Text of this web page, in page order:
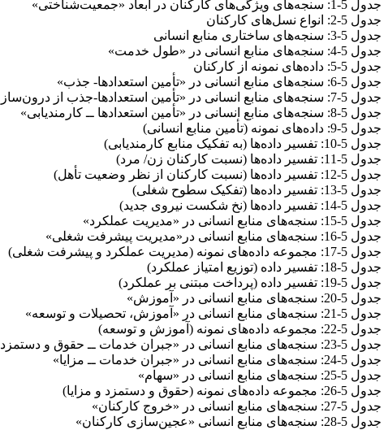
جدول 5-1: سنجه‌های ویژگی‌های کارکنان در ابعاد «جمعیت‌شناختی»
جدول 5-2: انواع نسل‌های کارکنان
جدول 5-3: سنجه‌های ساختاری منابع انسانی
جدول 5-4: سنجه‌های منابع انسانی در «طول خدمت»
جدول 5-5: داده‌های نمونه از کارکنان
جدول 5-6: سنجه‌های منابع انسانی در «تأمین استعدادها- جذب»
جدول 5-7: سنجه‌های منابع انسانی در «تأمین استعدادها-جذب از درون‌سازمان»
جدول 5-8: سنجه‌های منابع انسانی در «تأمین استعدادها ــ کارمندیابی»
جدول 5-9: داده‌های نمونه (تأمین منابع انسانی)
جدول 5-10: تفسیر داده‌ها (به تفکیک منابع کارمندیابی)
جدول 5-11: تفسیر داده‌ها (نسبت کارکنان زن/ مرد)
جدول 5-12: تفسیر داده‌ها (نسبت کارکنان از نظر وضعیت تأهل)
جدول 5-13: تفسیر داده‌ها (تفکیک سطوح شغلی)
جدول 5-14: تفسیر داده‌ها (نخ شکست نیروی جدید)
جدول 5-15: سنجه‌های منابع انسانی در «مدیریت عملکرد»
جدول 5-16: سنجه‌های منابع انسانی در«مدیریت پیشرفت شغلی»
جدول 5-17: مجموعه داده‌های نمونه (مدیریت عملکرد و پیشرفت شغلی)
جدول 5-18: تفسیر داده (توزیع امتیاز عملکرد)
جدول 5-19: تفسیر داده (پرداخت مبتنی بر عملکرد)
جدول 5-20: سنجه‌های منابع انسانی در «آموزش»
جدول 5-21: سنجه‌های منابع انسانی در «آموزش، تحصیلات و توسعه»
جدول 5-22: مجموعه داده‌های نمونه (آموزش و توسعه)
جدول 5-23: سنجه‌های منابع انسانی در «جبران خدمات ــ حقوق و دستمزد»
جدول 5-24: سنجه‌های منابع انسانی در «جبران خدمات ــ مزایا»
جدول 5-25: سنجه‌های منابع انسانی در «سهام»
جدول 5-26: مجموعه داده‌های نمونه (حقوق و دستمزد و مزایا)
جدول 5-27: سنجه‌های منابع انسانی در «خروج کارکنان»
جدول 5-28: سنجه‌های منابع انسانی «عجین‌سازی کارکنان»